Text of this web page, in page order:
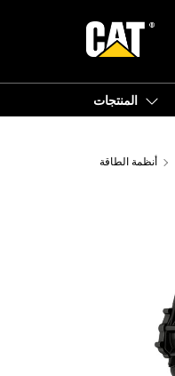
المنتجات
أنظمة الطاقة